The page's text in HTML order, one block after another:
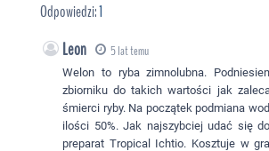
Odpowiedzi:1
Leon 5 lat temu
Welon to ryba zimnolubna.
zbiorniku do takich wartości jak
śmierci ryby. Na początek podmiana
ilości 50%. Jak najszybciej udać się
preparat Tropical Ichtio. Kosztuje w